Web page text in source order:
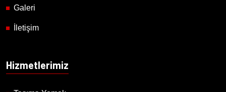
Galeri
İletişim
Hizmetlerimiz